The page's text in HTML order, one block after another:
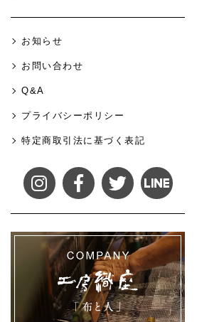
お知らせ
お問い合わせ
Q&A
プライバシーポリシー
特定商取引法に基づく表記